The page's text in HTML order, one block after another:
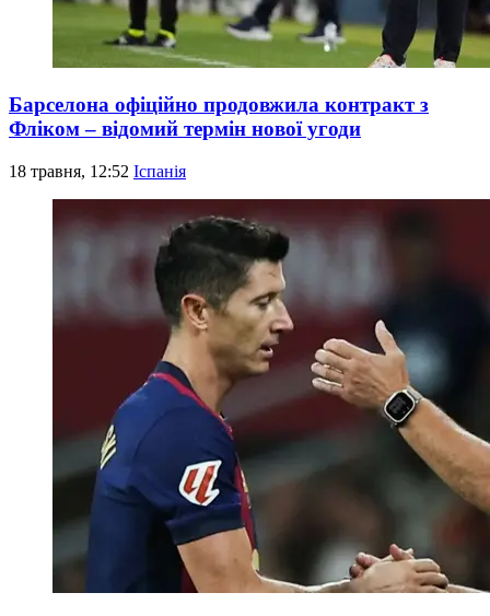
Барселона офіційно продовжила контракт з
Фліком – відомий термін нової угоди
18 травня, 12:52 Іспанія